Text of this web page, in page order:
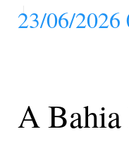
23/06/2026
A Bahia